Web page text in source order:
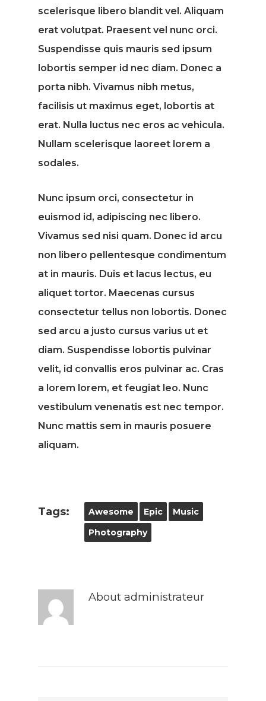
scelerisque libero blandit vel. Aliquam
erat volutpat. Praesent vel nunc orci.
Suspendisse quis mauris sed ipsum
lobortis semper id nec diam. Donec a
porta nibh. Vivamus nibh metus,
facilisis ut maximus eget, lobortis at
erat. Nulla luctus nec eros ac vehicula.
Nullam scelerisque laoreet lorem a
sodales.
Nunc ipsum orci, consectetur in
euismod id, adipiscing nec libero.
Vivamus sed nisi quam. Donec id arcu
non libero pellentesque condimentum
at in mauris. Duis et lacus lectus, eu
aliquet tortor. Maecenas cursus
consectetur tellus non lobortis. Donec
sed arcu a justo cursus varius ut et
diam. Suspendisse lobortis pulvinar
velit, id convallis eros pulvinar ac. Cras
a lorem lorem, et feugiat leo. Nunc
vestibulum venenatis est nec tempor.
Nunc mattis sem in mauris posuere
aliquam.
Tags: Awesome Epic
Music
Photography
About administrateur